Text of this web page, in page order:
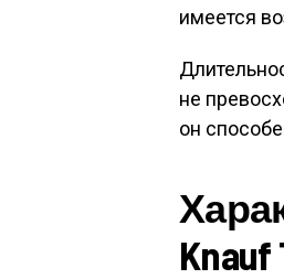
имеется
не
он
Knauf